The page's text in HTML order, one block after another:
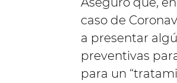
caso de
a presentar
preventivas
para un